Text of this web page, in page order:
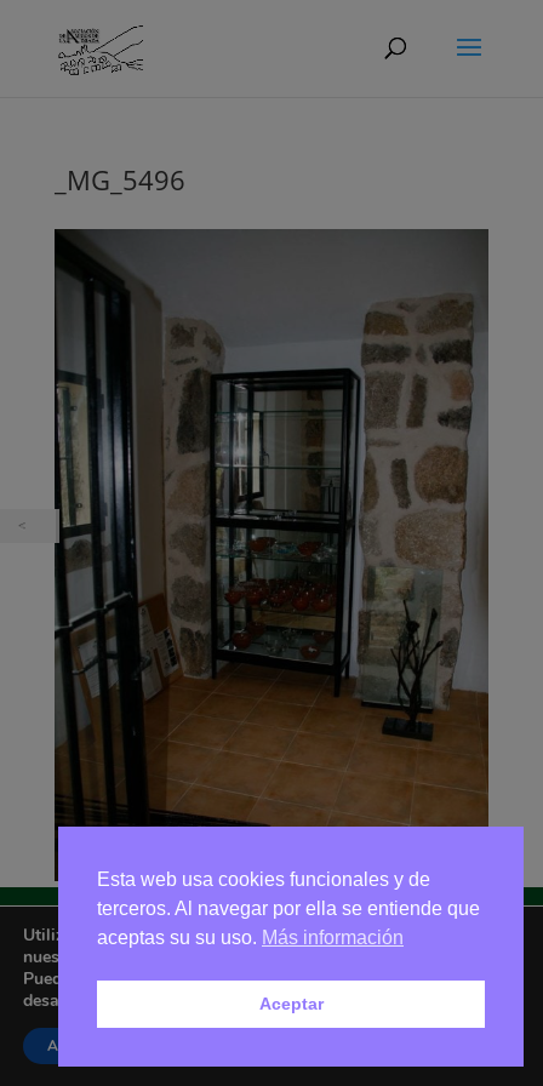
_MG_5496
Utilizamos cookies para ofrecerte la mejor experiencia en
nuestra web.
Puedes aprender más sobre qué cookies utilizamos o
desactivarlas en los
Aceptar
Esta web usa cookies funcionales y de
terceros. Al navegar por ella se entiende que
aceptas su su uso. Más información
Aceptar